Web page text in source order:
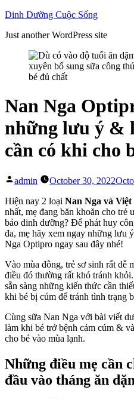
Skip
content
Dinh Dưỡng Cuộc Sống
Just another WordPress site
Nan Nga
những lưu ý &
cần có khi cho
Posted
admin October 30, 2022
Hiện nay 2 loại Nan Nga và Việt
nhất, mẹ đang băn khoăn cho trẻ
bảo dinh dưỡng? Để phát huy
đa, mẹ hãy xem ngay những lưu
Nga Optipro ngay sau đây nhé!
Vào mùa đông, trẻ sơ sinh rất dễ
điều đó thường rất khó tránh
sẵn sàng những kiến thức cần
khi bé bị cúm để tránh tình trạng
Cùng sữa Nan Nga với bài viết
làm khi bé trở bệnh cảm cúm &
cho bé vào mùa lạnh.
Những điều mẹ cần
đầu vào tháng ăn